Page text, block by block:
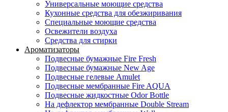
Универсальные моющие средства
Кухонные средства для обезжиривания
Специальные моющие средства
Освежители воздуха
Средства для стирки
Ароматизаторы
Подвесные бумажные Fire Fresh
Подвесные бумажные New Age
Подвесные гелевые Amulet
Подвесные мембранные Fire AQUA
Подвесные жидкостные Odor Bottle
На дефлектор мембранные Double Stream